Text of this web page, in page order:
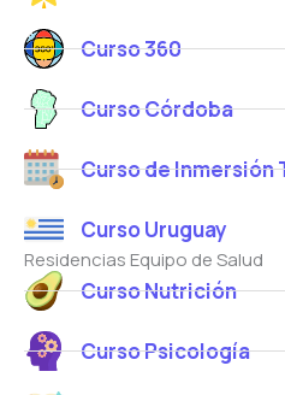
Curso 360
Curso Córdoba
Curso de Inmersión
Curso Uruguay
Residencias Equipo de Salud
Curso Nutrición
Curso Psicología